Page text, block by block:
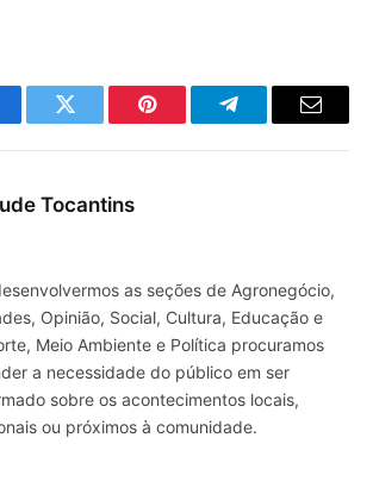
Twitter Pinterest TelegramaE-
Tocantins
as seções de Agronegócio,
Opinião, Social, Cultura, Educação e
Meio Ambiente e Política procuramos
a necessidade do público em ser
sobre os acontecimentos locais,
ou próximos à comunidade.